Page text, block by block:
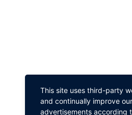
This site uses third-party
and continually improve
advertisements according